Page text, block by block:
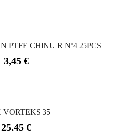
PTFE CHINU R Nº4 25PCS
Precio
3,45 €
VORTEKS 35
Precio
25,45 €